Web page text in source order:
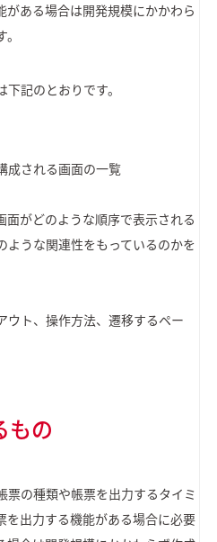
がある場合は開発規模にかかわら
記のとおりです。
成される画面の一覧
がどのような順序で表示される
ような関連性をもっているのかを
ウト、操作方法、遷移するペー
もの
票の種類や帳票を出力するタイミ
を出力する機能がある場合に必要